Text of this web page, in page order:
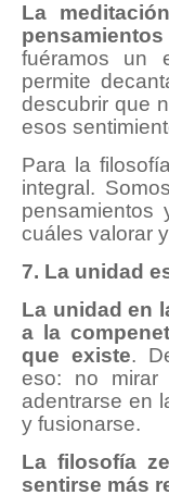
La
fuéramos un
permite
descubrir que
esos
Para la
integral.
pensamientos
cuáles valorar
7. La unidad
La unidad en
a la
que existe.
eso: no mirar
adentrarse en
y fusionarse.
La filosofía
sentirse más